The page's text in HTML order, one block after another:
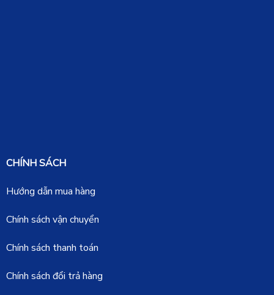
CHÍNH SÁCH
Hướng dẫn mua hàng
Chính sách vận chuyển
Chính sách thanh toán
Chính sách đổi trả hàng